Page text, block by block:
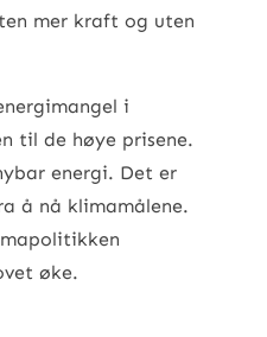
mer kraft og uten
i
til de høye prisene.
energi. Det er
å nå klimamålene.
øke.